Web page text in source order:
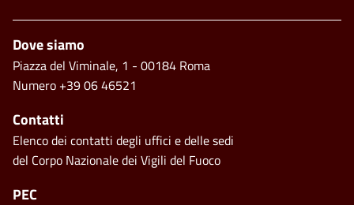
Piè di pagina
Dove siamo
Piazza del Viminale, 1 - 00184 Roma
Numero +39 06 46521
Contatti
Elenco dei contatti degli uffici e delle sedi
del Corpo Nazionale dei Vigili del Fuoco
PEC